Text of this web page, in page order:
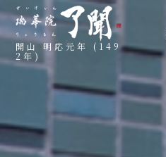
開山 明応元年 (149
2年)